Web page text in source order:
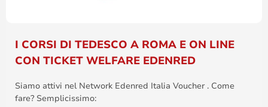
I CORSI DI TEDESCO A ROMA E ON LINE
CON TICKET WELFARE EDENRED
Siamo attivi nel Network Edenred Italia Voucher . Come
fare? Semplicissimo: